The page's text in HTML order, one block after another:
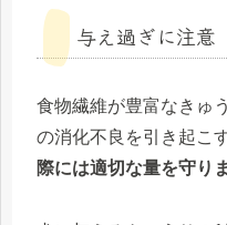
与え過ぎに注意
食物繊維が豊富なきゅ
の消化不良を引き起こ
際には適切な量を守り